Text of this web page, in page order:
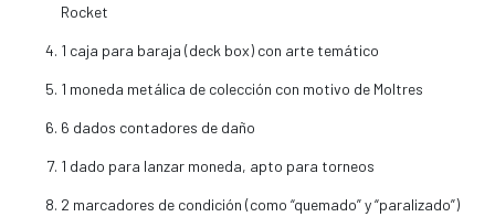
Rocket
1 caja para baraja (deck box) con arte temático
1 moneda metálica de colección con motivo de Moltres
6 dados contadores de daño
1 dado para lanzar moneda, apto para torneos
2 marcadores de condición (como “quemado” y “paralizado”)